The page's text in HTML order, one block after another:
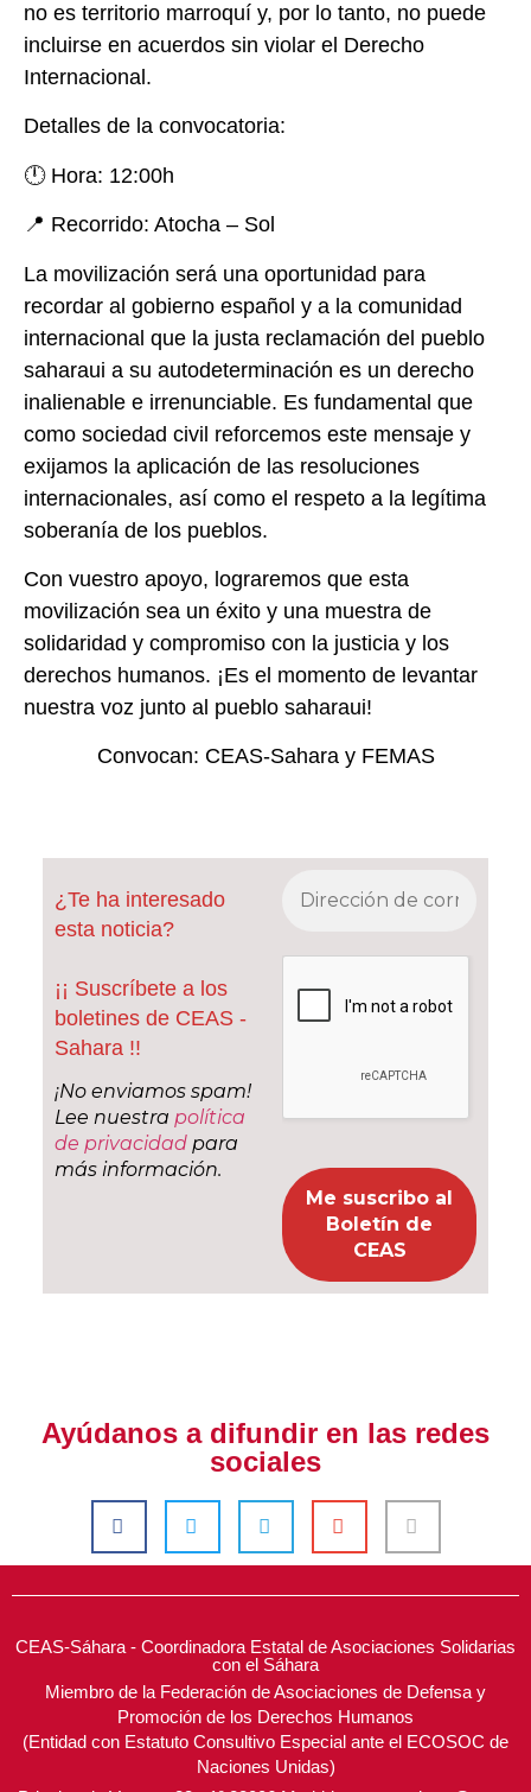
no es territorio marroquí y, por lo tanto, no puede
incluirse en acuerdos sin violar el Derecho
Internacional.
Detalles de la convocatoria:
🕛 Hora: 12:00h
📍 Recorrido: Atocha – Sol
La movilización será una oportunidad para
recordar al gobierno español y a la comunidad
internacional que la justa reclamación del pueblo
saharaui a su autodeterminación es un derecho
inalienable e irrenunciable. Es fundamental que
como sociedad civil reforcemos este mensaje y
exijamos la aplicación de las resoluciones
internacionales, así como el respeto a la legítima
soberanía de los pueblos.
Con vuestro apoyo, lograremos que esta
movilización sea un éxito y una muestra de
solidaridad y compromiso con la justicia y los
derechos humanos. ¡Es el momento de levantar
nuestra voz junto al pueblo saharaui!
Convocan: CEAS-Sahara y FEMAS
¿Te ha interesado
esta noticia?
¡¡ Suscríbete a los
boletines de CEAS -
Sahara !!
¡No enviamos spam!
Lee nuestra política
de privacidad para
más información.
Ayúdanos a difundir en las redes
sociales
CEAS-Sáhara - Coordinadora Estatal de Asociaciones Solidarias
con el Sáhara
Miembro de la Federación de Asociaciones de Defensa y
Promoción de los Derechos Humanos
(Entidad con Estatuto Consultivo Especial ante el ECOSOC de
Naciones Unidas)